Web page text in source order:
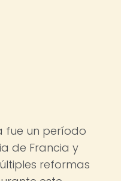
fue un período
de Francia y
reformas